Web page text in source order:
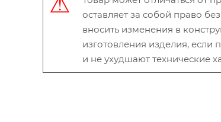
оставляет за собой право
вносить изменения в
изготовления изделия,
и не ухудшают технические